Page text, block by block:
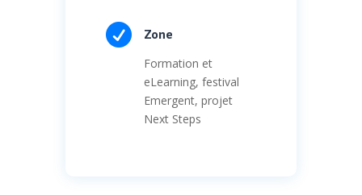
 Zone
Formation et
eLearning, festival
Emergent, projet
Next Steps